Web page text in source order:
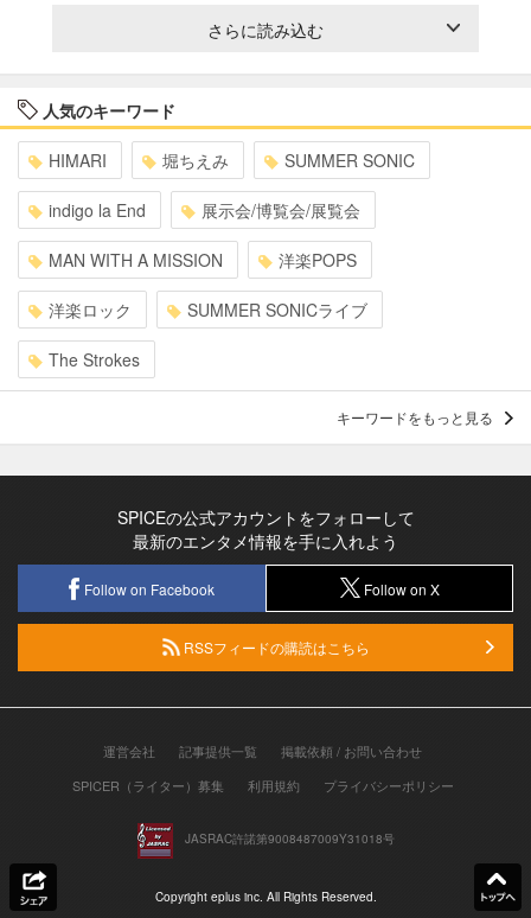
さらに読み込む
人気のキーワード
HIMARI 堀ちえみ SUMMER SONIC
indigo la End 展示会/博覧会/展覧会
MAN WITH A MISSION 洋楽POPS
洋楽ロック SUMMER SONICライブ
The Strokes
キーワードをもっと見る
SPICEの公式アカウントをフォローして
最新のエンタメ情報を手に入れよう
Follow on Facebook Follow on X
RSSフィードの購読はこちら
運営会社 記事提供一覧
掲載依頼 / お問い合わせ
SPICER（ライター）募集
利用規約 プライバシーポリシー
JASRAC許諾第9008487009Y31018号
Copyright eplus inc. All Rights Reserved.